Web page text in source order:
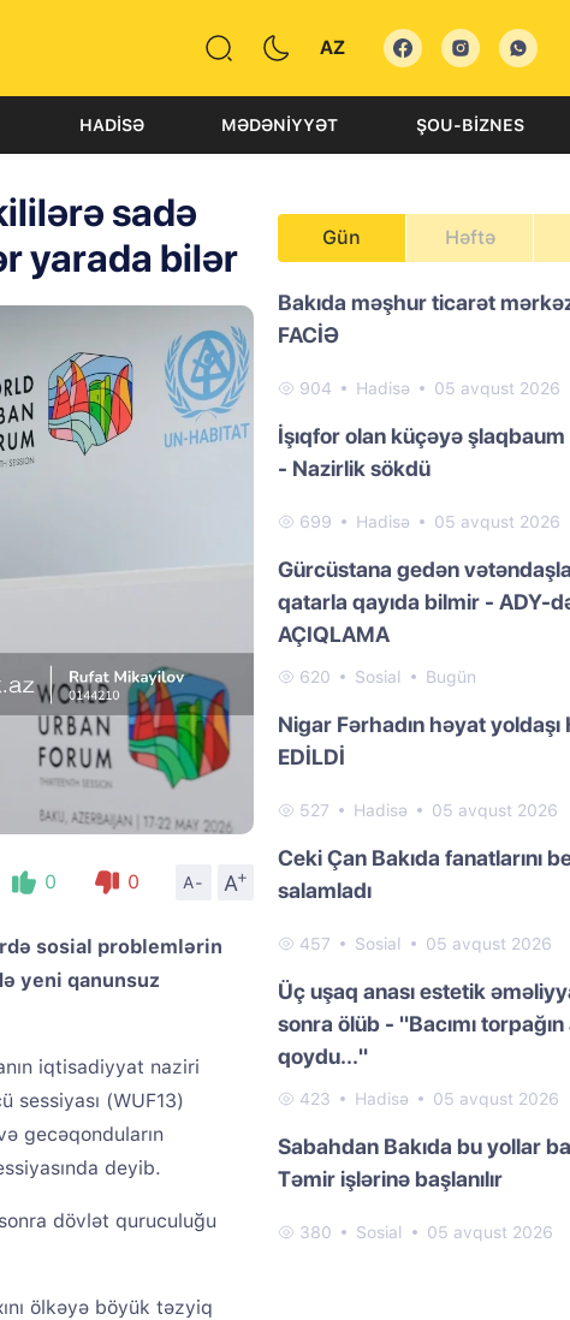
AZ
HADISƏ MƏDƏNIYYƏT ŞOU-BIZNES
sadə
yarada bilər
0 0 A- A
+
sosial problemlərin
yeni qanunsuz
iqtisadiyyat naziri
sessiyası (WUF13)
gecəqonduların
deyib.
dövlət quruculuğu
ölkəyə böyük təzyiq
Gün Həftə
Bakıda məşhur ticarət
FACİƏ
904 Hadisə 05 avqust 2026
İşıqfor olan küçəyə
- Nazirlik sökdü
699 Hadisə 05 avqust 2026
Gürcüstana gedən
qatarla qayıda bilmir - ADY-
AÇIQLAMA
620 Sosial Bugün
Nigar Fərhadın həyat yoldaşı
EDİLDİ
527 Hadisə 05 avqust 2026
Ceki Çan Bakıda fanatlarını
salamladı
457 Sosial 05 avqust 2026
Üç uşaq anası estetik
sonra ölüb - "Bacımı torpağın
qoydu..."
423 Hadisə 05 avqust 2026
Sabahdan Bakıda bu yollar
Təmir işlərinə başlanılır
380 Sosial 05 avqust 2026